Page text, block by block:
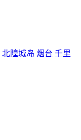
北隍城岛 烟台 千里